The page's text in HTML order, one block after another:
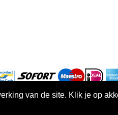
van de site. Klik je op